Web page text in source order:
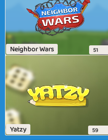
Neighbor Wars 51
Yatzy 59